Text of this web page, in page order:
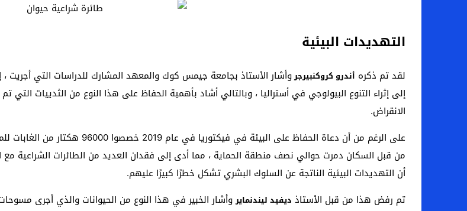
التهديدات البيئية
لقد تم ذكره أندرو كروكنبيرجروأشار الأستاذ بجامعة جيمس كوك والمعهد المشارك للدراسات التي أجريت
إلى إثراء التنوع البيولوجي في أستراليا ، وبالتالي أشاد بأهمية الحفاظ على هذا النوع من الثدييات
الانقراض.
على الرغم من أن دعاة الحفاظ على
أن التهديدات البيئية الناتجة عن السلوك البشري تشكل خطرًا كبيرًا عليهم.
تم رفض هذا من قبل الأستاذ ديفيد ليندنمايروأشار الخبير في هذا النوع من الحيوانات والذي أجرى